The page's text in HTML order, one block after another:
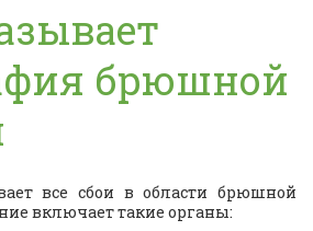
брюшной
все сбои в области брюшной
включает такие органы: